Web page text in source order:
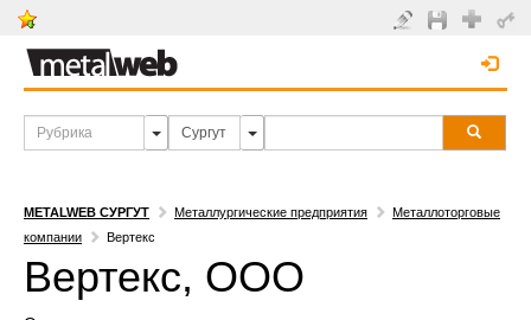
METALWEB СУРГУТ Металлургические предприятия
Металлоторговые
компании
Вертекс
Вертекс, ООО